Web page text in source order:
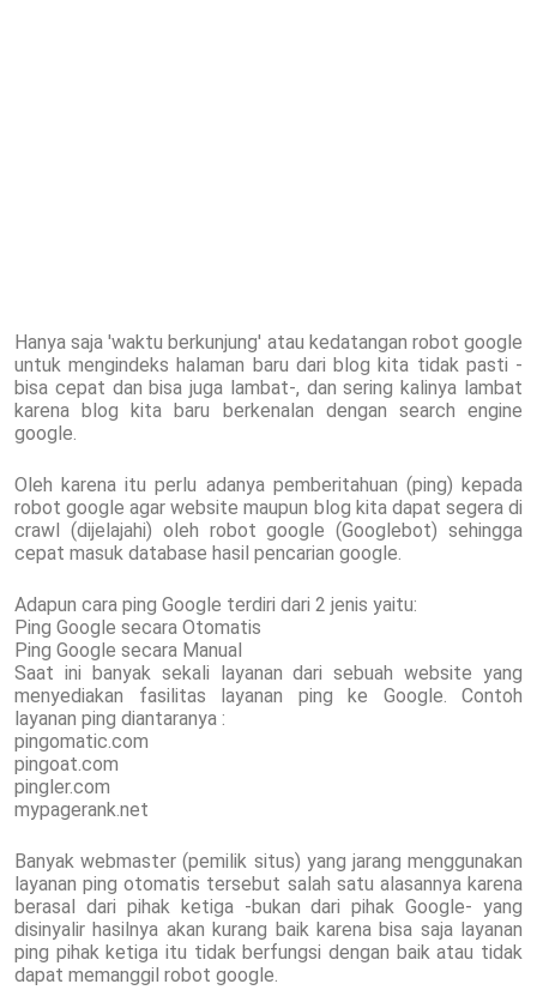
Hanya saja 'waktu berkunjung' atau kedatangan robot google
untuk mengindeks halaman baru dari blog kita tidak pasti -
bisa cepat dan bisa juga lambat-, dan sering kalinya lambat
karena blog kita baru berkenalan dengan search engine
google.
Oleh karena itu perlu adanya pemberitahuan (ping) kepada
robot google agar website maupun blog kita dapat segera di
crawl (dijelajahi) oleh robot google (Googlebot) sehingga
cepat masuk database hasil pencarian google.
Adapun cara ping Google terdiri dari 2 jenis yaitu:
Ping Google secara Otomatis
Ping Google secara Manual
Saat ini banyak sekali layanan dari sebuah website yang
menyediakan fasilitas layanan ping ke Google. Contoh
layanan ping diantaranya :
pingomatic.com
pingoat.com
pingler.com
mypagerank.net
Banyak webmaster (pemilik situs) yang jarang menggunakan
layanan ping otomatis tersebut salah satu alasannya karena
berasal dari pihak ketiga -bukan dari pihak Google- yang
disinyalir hasilnya akan kurang baik karena bisa saja layanan
ping pihak ketiga itu tidak berfungsi dengan baik atau tidak
dapat memanggil robot google.